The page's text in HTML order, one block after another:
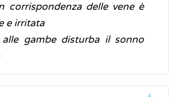
corrispondenza delle vene è
e irritata
gambe disturba il sonno